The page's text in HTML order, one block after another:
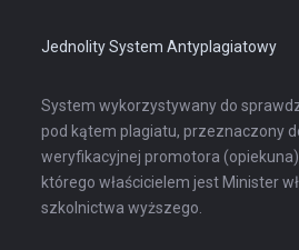
Jednolity System Antyplagiatowy
System wykorzystywany do
pod kątem plagiatu, przeznaczony
weryfikacyjnej promotora (opiekuna)
którego właścicielem jest Minister
szkolnictwa wyższego.